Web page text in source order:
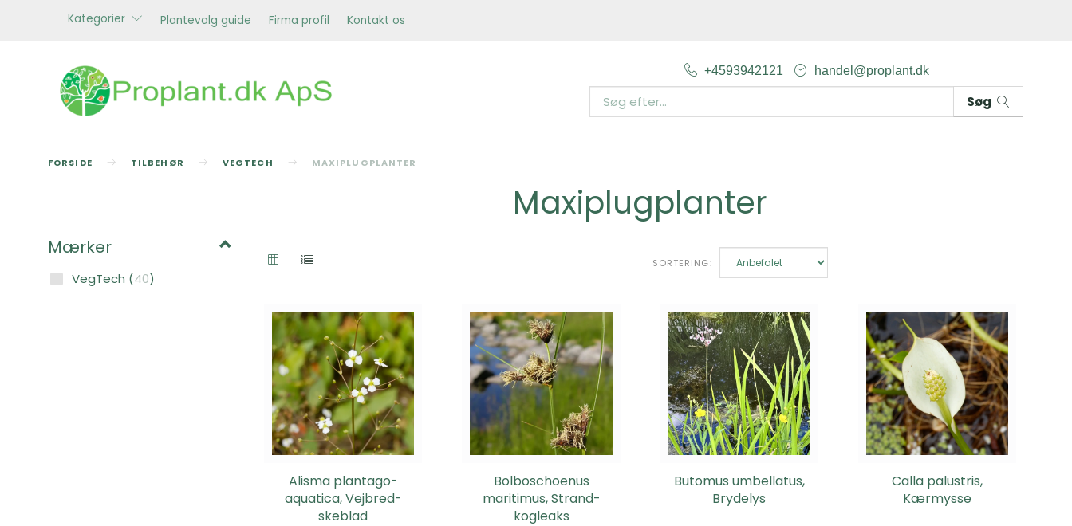
Kategorier Plantevalg guide Firma profil Kontakt os
+4593942121 handel@proplant.dk
Søg
FORSIDE TILBEHØR VEGTECH MAXIPLUGPLANTER
Mærker
VegTech (40)
Maxiplugplanter
SORTERING:
Alisma plantago-
aquatica, Vejbred-
skeblad
Bolboschoenus
maritimus, Strand-
kogleaks
Butomus umbellatus,
Brydelys
Calla palustris,
Kærmysse